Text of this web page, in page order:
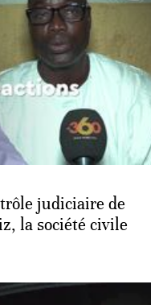
judiciaire de
la société civile